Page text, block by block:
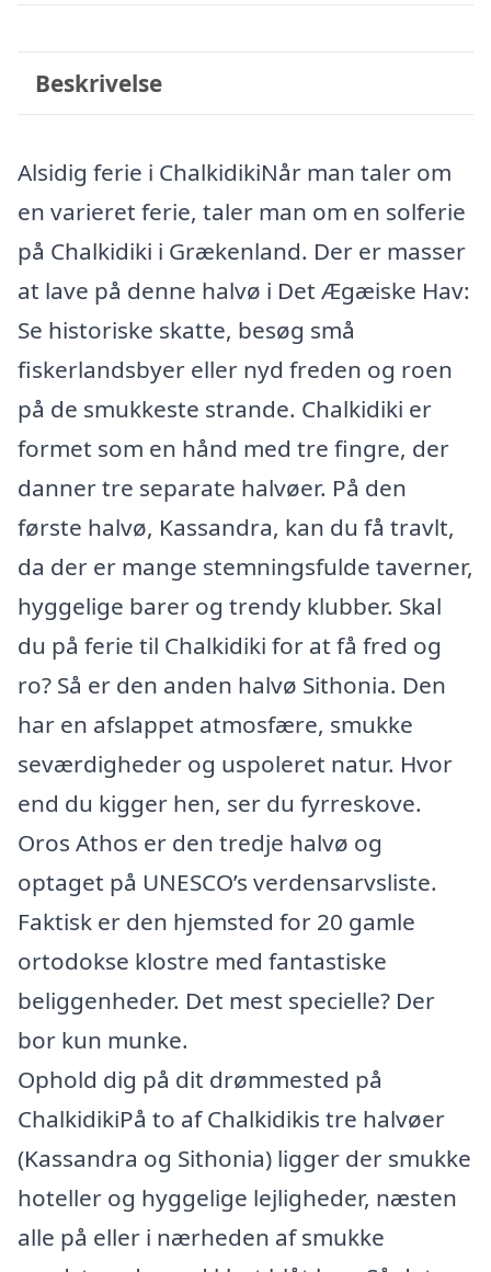
Beskrivelse
Alsidig ferie i ChalkidikiNår man taler om
en varieret ferie, taler man om en solferie
på Chalkidiki i Grækenland. Der er masser
at lave på denne halvø i Det Ægæiske Hav:
Se historiske skatte, besøg små
fiskerlandsbyer eller nyd freden og roen
på de smukkeste strande. Chalkidiki er
formet som en hånd med tre fingre, der
danner tre separate halvøer. På den
første halvø, Kassandra, kan du få travlt,
da der er mange stemningsfulde taverner,
hyggelige barer og trendy klubber. Skal
du på ferie til Chalkidiki for at få fred og
ro? Så er den anden halvø Sithonia. Den
har en afslappet atmosfære, smukke
seværdigheder og uspoleret natur. Hvor
end du kigger hen, ser du fyrreskove.
Oros Athos er den tredje halvø og
optaget på UNESCO’s verdensarvsliste.
Faktisk er den hjemsted for 20 gamle
ortodokse klostre med fantastiske
beliggenheder. Det mest specielle? Der
bor kun munke.
Ophold dig på dit drømmested på
ChalkidikiPå to af Chalkidikis tre halvøer
(Kassandra og Sithonia) ligger der smukke
hoteller og hyggelige lejligheder, næsten
alle på eller i nærheden af smukke